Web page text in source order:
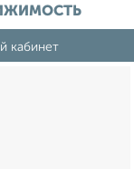
кабинет